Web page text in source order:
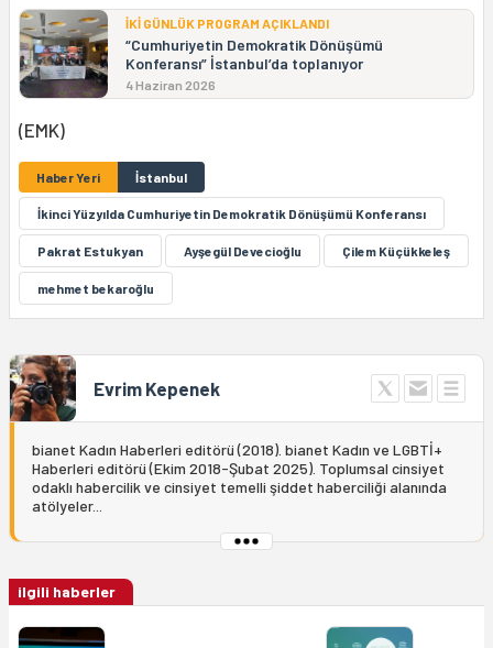
İKİ GÜNLÜK PROGRAM AÇIKLANDI
“Cumhuriyetin Demokratik Dönüşümü
Konferansı” İstanbul’da toplanıyor
4 Haziran 2026
(EMK)
Haber Yeri İstanbul
İkinci Yüzyılda Cumhuriyetin Demokratik Dönüşümü Konferansı
Pakrat Estukyan Ayşegül Devecioğlu Çilem Küçükkeleş
mehmet bekaroğlu
Evrim Kepenek
bianet Kadın Haberleri editörü (2018). bianet Kadın ve LGBTİ+
Haberleri editörü (Ekim 2018-Şubat 2025). Toplumsal cinsiyet
odaklı habercilik ve cinsiyet temelli şiddet haberciliği alanında
atölyeler...
ilgili haberler